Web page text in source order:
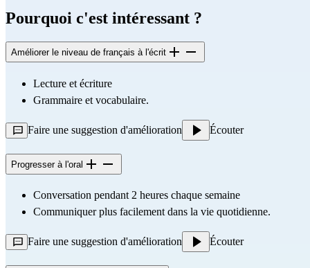
Pourquoi c'est intéressant ?
Améliorer le niveau de français à l'écrit
Lecture et écriture
Grammaire et vocabulaire.
Faire une suggestion d'amélioration Écouter
Progresser à l'oral
Conversation pendant 2 heures chaque semaine
Communiquer plus facilement dans la vie quotidienne.
Faire une suggestion d'amélioration Écouter